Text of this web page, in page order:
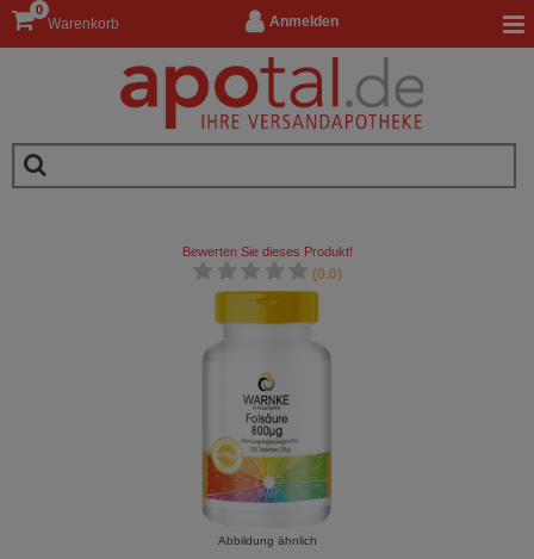
Anmelden
Warenkorb
0
Bewerten Sie dieses Produkt!
(0.0)
Abbildung ähnlich